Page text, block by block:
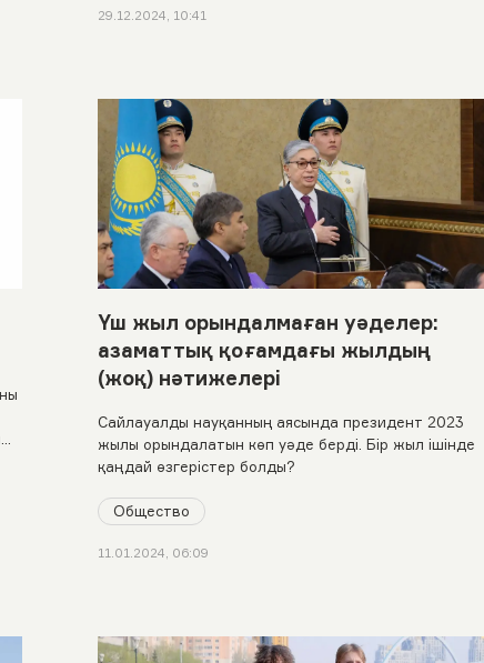
29.12.2024, 10:41
Үш жыл орындалмаған уәделер:
азаматтық қоғамдағы жылдың
(жоқ) нәтижелері
Сайлауалды науқанның аясында президент 2023
жылы орындалатын көп уәде берді. Бір жыл ішінде
қаңдай өзгерістер болды?
Общество
11.01.2024, 06:09